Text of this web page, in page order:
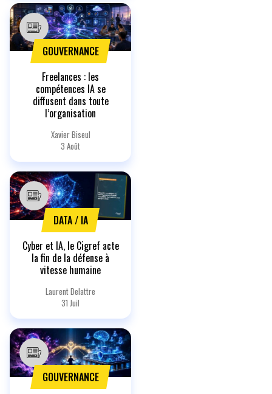
GOUVERNANCE
Freelances : les
compétences IA se
diffusent dans toute
l’organisation
Xavier Biseul
3 Août
DATA / IA
Cyber et IA, le Cigref acte
la fin de la défense à
vitesse humaine
Laurent Delattre
31 Juil
GOUVERNANCE